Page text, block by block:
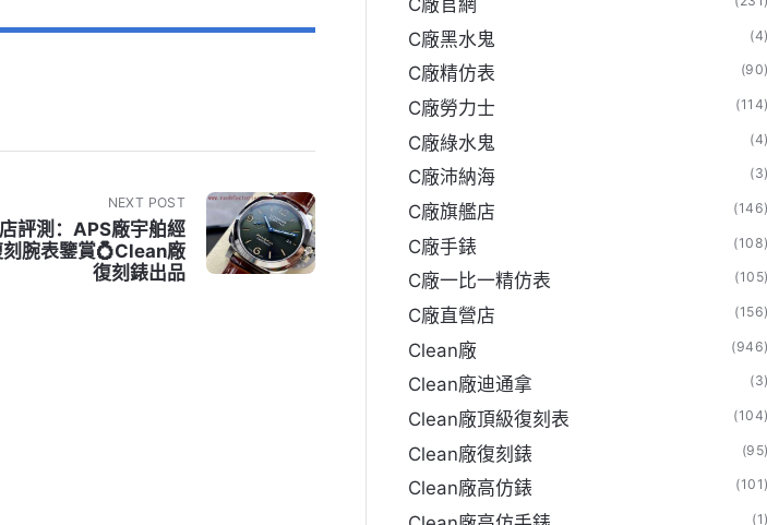
NEXT POST
評測：APS廠宇舶經
腕表鑒賞💍Clean廠
復刻錶出品
C廠官網
C廠黑水鬼
C廠精仿表
C廠勞力士
C廠綠水鬼
C廠沛納海
C廠旗艦店
C廠手錶
C廠一比一精仿表
C廠直營店
Clean廠
Clean廠迪通拿
Clean廠頂級復刻表
Clean廠復刻錶
Clean廠高仿錶